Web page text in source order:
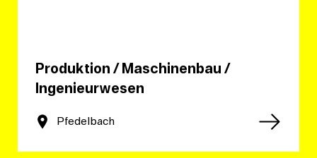
Produktion / Maschinenbau /
Ingenieurwesen
Pfedelbach